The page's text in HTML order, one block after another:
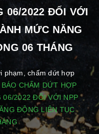
06/2022 ĐỐI VỚI
MỨC NĂNG
06 THÁNG
phạm, chấm dứt hợp
CHẤM DỨT HỢP
06/2022 ĐỐI VỚI NPP
ĐỘNG LIÊN TỤC